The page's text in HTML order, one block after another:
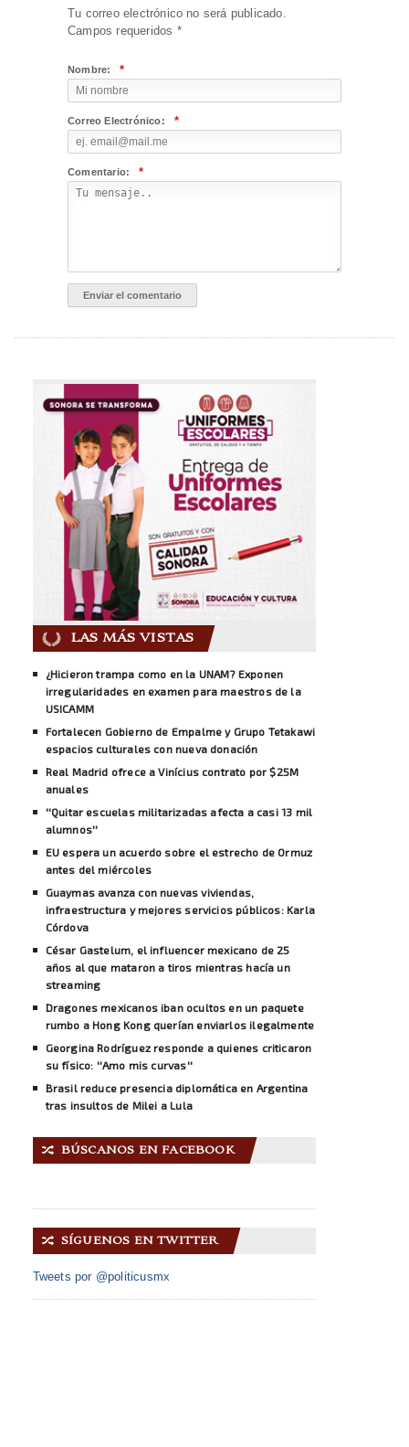
Tu correo electrónico no será publicado.
Campos requeridos *
Nombre: *
Correo Electrónico: *
Comentario: *
LAS MÁS VISTAS
¿Hicieron trampa como en la UNAM? Exponen
irregularidades en examen para maestros de la
USICAMM
Fortalecen Gobierno de Empalme y Grupo Tetakawi
espacios culturales con nueva donación
Real Madrid ofrece a Vinícius contrato por $25M
anuales
''Quitar escuelas militarizadas afecta a casi 13 mil
alumnos''
EU espera un acuerdo sobre el estrecho de Ormuz
antes del miércoles
Guaymas avanza con nuevas viviendas,
infraestructura y mejores servicios públicos: Karla
Córdova
César Gastelum, el influencer mexicano de 25
años al que mataron a tiros mientras hacía un
streaming
Dragones mexicanos iban ocultos en un paquete
rumbo a Hong Kong querían enviarlos ilegalmente
Georgina Rodríguez responde a quienes criticaron
su físico: ''Amo mis curvas''
Brasil reduce presencia diplomática en Argentina
tras insultos de Milei a Lula
🔀 BÚSCANOS EN FACEBOOK
🔀 SÍGUENOS EN TWITTER
Tweets por @politicusmx